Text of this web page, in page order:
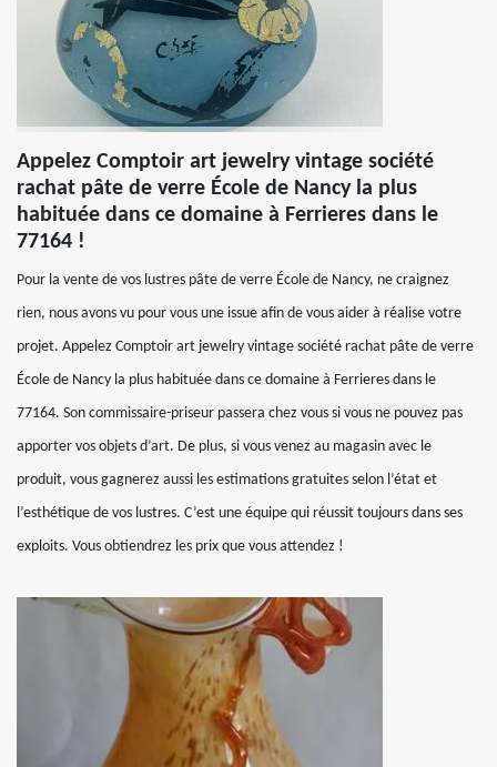
Appelez Comptoir art jewelry vintage société
rachat pâte de verre École de Nancy la plus
habituée dans ce domaine à Ferrieres dans le
77164 !
Pour la vente de vos lustres pâte de verre École de Nancy, ne craignez
rien, nous avons vu pour vous une issue afin de vous aider à réalise votre
projet. Appelez Comptoir art jewelry vintage société rachat pâte de verre
École de Nancy la plus habituée dans ce domaine à Ferrieres dans le
77164. Son commissaire-priseur passera chez vous si vous ne pouvez pas
apporter vos objets d’art. De plus, si vous venez au magasin avec le
produit, vous gagnerez aussi les estimations gratuites selon l’état et
l’esthétique de vos lustres. C’est une équipe qui réussit toujours dans ses
exploits. Vous obtiendrez les prix que vous attendez !